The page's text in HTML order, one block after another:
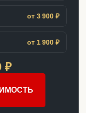
от 3 900 ₽
от 1 900 ₽
₽